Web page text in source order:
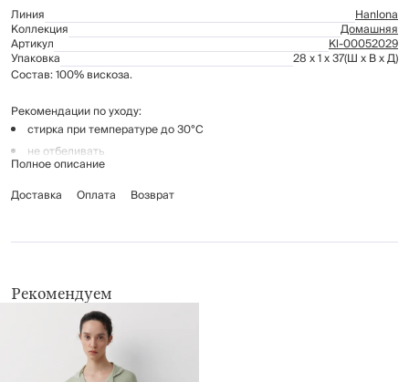
Линия
Hanlona
Коллекция Домашняя
Артикул Kl-00052029
Упаковка 28 x 1 x 37(Ш x В x Д)
Состав: 100% вискоза.
Рекомендации по уходу:
стирка при температуре до 30°С
не отбеливать
гладить при температуре до 110°C, без пара
химчистка запрещена
Полное описание
Доставка
Оплата Возврат
Рекомендуем